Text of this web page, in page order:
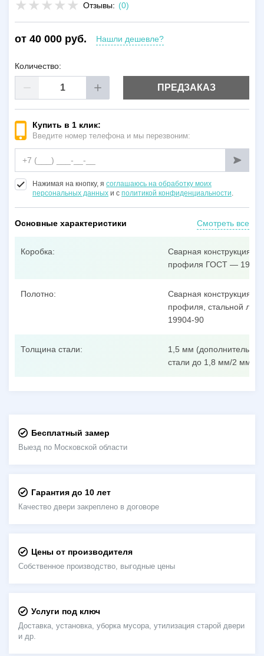
Отзывы: (0)
от 40 000 руб. Нашли дешевле?
Количество:
ПРЕДЗАКАЗ
Купить в 1 клик:
Введите номер телефона и мы перезвоним:
Нажимая на кнопку, я соглашаюсь на обработку моих
персональных данных и с политикой конфиденциальности.
Основные характеристики Смотреть все
Коробка:
Сварная конструкция из
профиля ГОСТ —
Полотно:
Сварная конструкция из
профиля, стальной
19904-90
Толщина стали:
1,5 мм
стали до 1,8 мм/2 мм/3
Бесплатный замер
Выезд по Московской области
Гарантия до 10 лет
Качество двери закреплено в договоре
Цены от производителя
Собственное производство, выгодные цены
Услуги под ключ
Доставка, установка, уборка мусора, утилизация старой двери
и др.